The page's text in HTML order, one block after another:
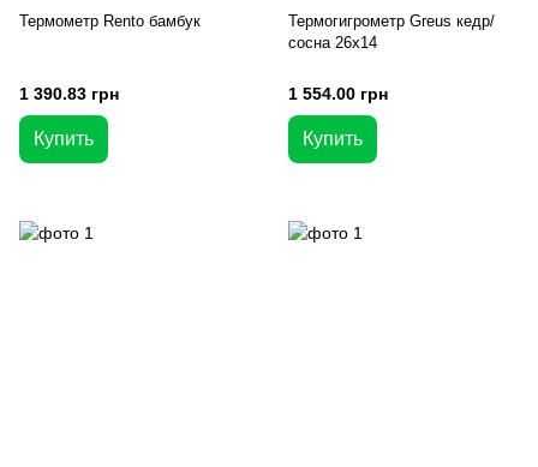
Термометр Rento бамбук
1 390.83 грн
Купить
Термогигрометр Greus кедр/
сосна 26х14
1 554.00 грн
Купить